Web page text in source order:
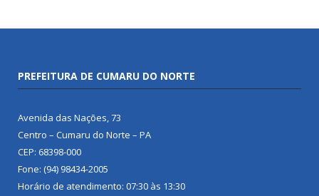
PREFEITURA DE CUMARU DO NORTE
Avenida das Nações, 73
Centro – Cumaru do Norte – PA
CEP: 68398-000
Fone: (94) 98434-2005
Horário de atendimento: 07:30 às 13:30